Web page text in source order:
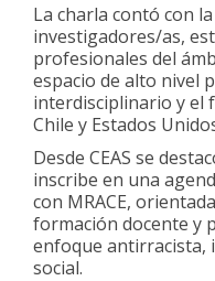
La charla contó con
investigadores/as,
profesionales del
espacio de alto nivel
interdisciplinario y el
Chile y Estados
Desde CEAS se
inscribe en una
con MRACE,
formación docente y
enfoque antirracista,
social.